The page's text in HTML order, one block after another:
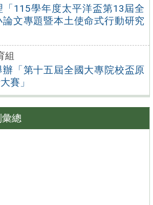
「115學年度太平洋盃第13屆全
文專題暨本土使命式行動研究
組
「第十五屆全國大專院校盃原
賽」
總